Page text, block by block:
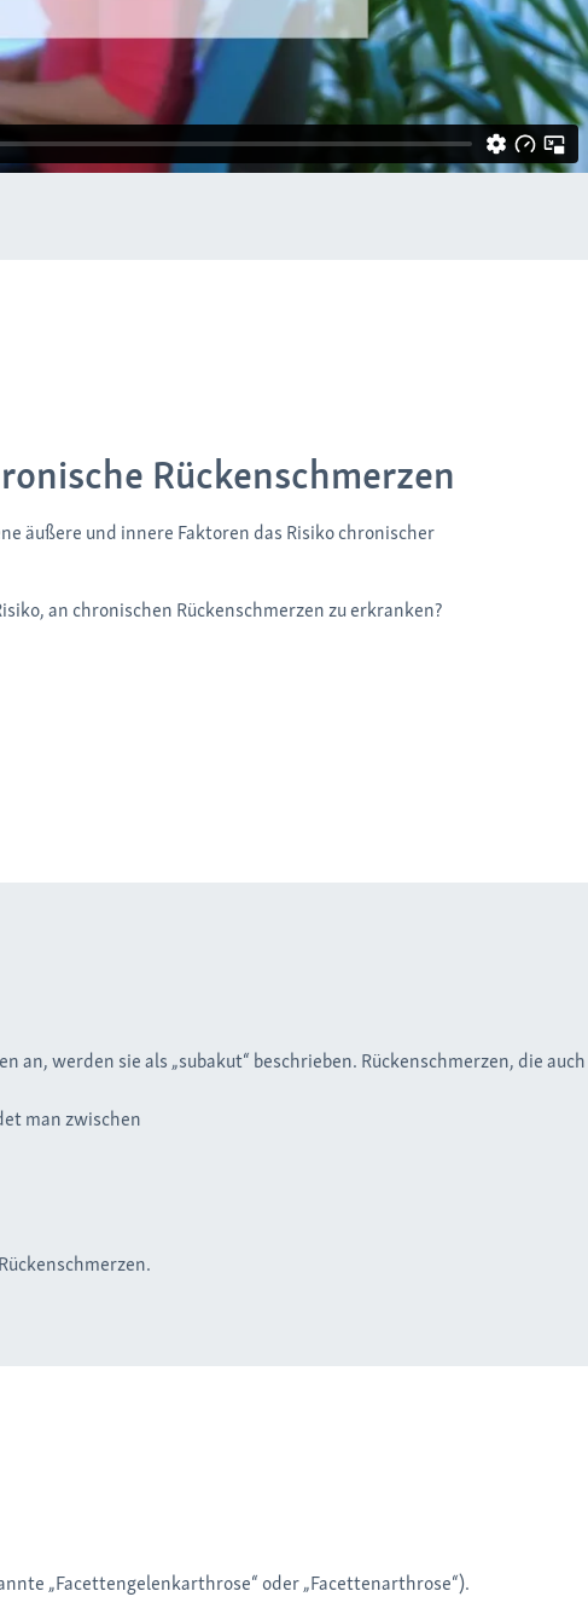
Rückenschmerzen
äußere und innere Faktoren das Risiko chronischer
an chronischen Rückenschmerzen zu erkranken?
an, werden sie als „subakut“ beschrieben. Rückenschmerzen, die auch
man zwischen
„Facettengelenkarthrose“ oder „Facettenarthrose“).